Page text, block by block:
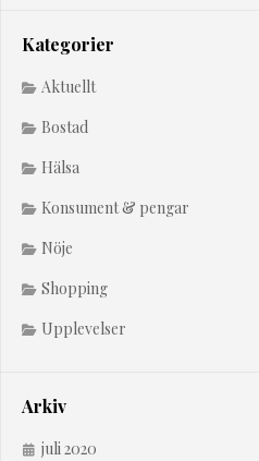
Kategorier
Aktuellt
Bostad
Hälsa
Konsument & pengar
Nöje
Shopping
Upplevelser
Arkiv
juli 2020